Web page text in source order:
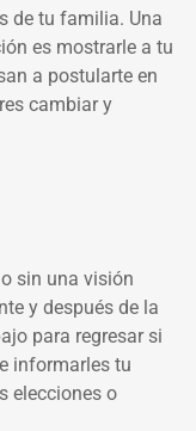
de tu familia. Una
es mostrarle a tu
a postularte en
cambiar y
sin una visión
y después de la
para regresar si
informarles tu
elecciones o